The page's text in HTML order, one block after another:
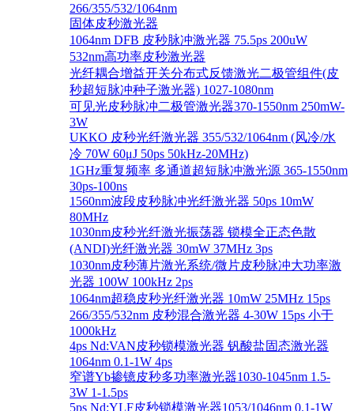
266/355/532/1064nm
固体皮秒激光器
1064nm DFB 皮秒脉冲激光器 75.5ps 200uW
532nm高功率皮秒激光器
光纤耦合增益开关分布式反馈激光二极管组件(皮
秒超短脉冲种子激光器) 1027-1080nm
可见光皮秒脉冲二极管激光器370-1550nm 250mW-
3W
UKKO 皮秒光纤激光器 355/532/1064nm (风冷/水
冷 70W 60μJ 50ps 50kHz-20MHz)
1GHz重复频率 多通道超短脉冲激光源 365-1550nm
30ps-100ns
1560nm波段皮秒脉冲光纤激光器 50ps 10mW
80MHz
1030nm皮秒光纤激光振荡器 锁模全正态色散
(ANDI)光纤激光器 30mW 37MHz 3ps
1030nm皮秒薄片激光系统/微片皮秒脉冲大功率激
光器 100W 100kHz 2ps
1064nm超稳皮秒光纤激光器 10mW 25MHz 15ps
266/355/532nm 皮秒混合激光器 4-30W 15ps 小于
1000kHz
4ps Nd:VAN皮秒锁模激光器 钒酸盐固态激光器
1064nm 0.1-1W 4ps
窄谱Yb掺镱皮秒多功率激光器1030-1045nm 1.5-
3W 1-1.5ps
5ps Nd:YLF皮秒锁模激光器1053/1046nm 0.1-1W